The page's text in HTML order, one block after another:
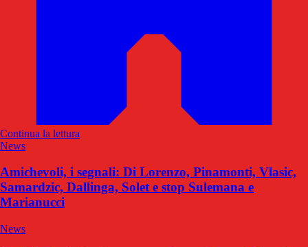
Continua la lettura
News
Amichevoli, i segnali: Di Lorenzo, Pinamonti, Vlasic,
Samardzic, Dallinga, Solet e stop Sulemana e
Marianucci
News